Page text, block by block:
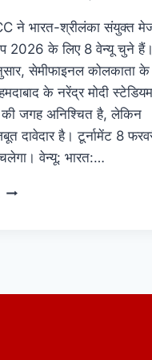
ने भारत-श्रीलंका संयुक्त
2026 के लिए 8 वेन्यू चुने हैं।
सेमीफाइनल कोलकाता
के नरेंद्र मोदी
जगह अनिश्चित है, लेकिन
दावेदार है। टूर्नामेंट 8
वेन्यू: भारत:…